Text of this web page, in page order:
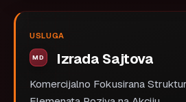
USLUGA
Izrada Sajtova
Komercijalno Fokusirana